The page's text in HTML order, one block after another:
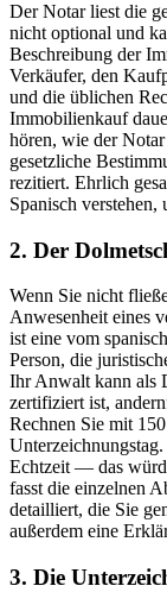
Der Notar liest die
nicht optional und
Beschreibung der
Verkäufer, den
und die üblichen
Immobilienkauf
hören, wie der
gesetzliche
rezitiert. Ehrlich
Spanisch
2. Der
Wenn Sie nicht
Anwesenheit eines
ist eine vom
Person, die
Ihr Anwalt kann als
zertifiziert ist,
Rechnen Sie mit
Echtzeit — das
fasst die einzelnen
detailliert, die Sie
außerdem eine
3. Die